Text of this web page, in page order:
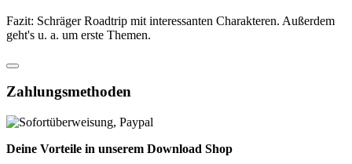
Fazit: Schräger Roadtrip mit interessanten Charakteren. Außerdem
geht's u. a. um erste Themen.
Zahlungsmethoden
Deine Vorteile in unserem Download Shop